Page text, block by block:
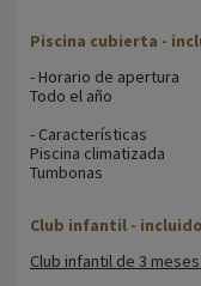
Piscina cubierta -
- Horario de apertura
Todo el año
- Características
Piscina climatizada
Tumbonas
Club infantil -
Club infantil de 3